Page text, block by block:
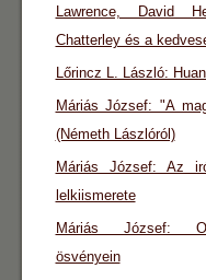
Lawrence, David
Chatterley és a
Lőrincz L. László:
Máriás József: "A
(Németh Lászlóról)
Máriás József: Az
lelkiismerete
Máriás József:
ösvényein